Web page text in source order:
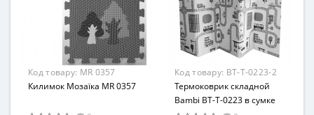
От 2 лет
Код товару: MR 0357
Килимок Мозаїка MR 0357
Код товару: BT-T-0223-2
Термоковрик складной
Bambi BT-T-0223 в сумке